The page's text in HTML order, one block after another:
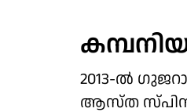
2013-ൽ
ആസ്ത